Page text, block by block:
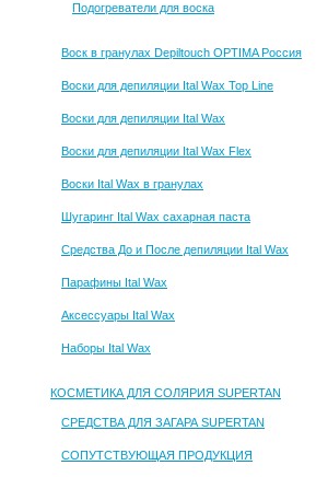
Подогреватели для воска
Воск в гранулах Depiltouch OPTIMA Россия
Воски для депиляции Ital Wax Top Line
Воски для депиляции Ital Wax
Воски для депиляции Ital Wax Flex
Воски Ital Wax в гранулах
Шугаринг Ital Wax сахарная паста
Средства До и После депиляции Ital Wax
Парафины Ital Wax
Аксессуары Ital Wax
Наборы Ital Wax
КОСМЕТИКА ДЛЯ СОЛЯРИЯ SUPERTAN
СРЕДСТВА ДЛЯ ЗАГАРА SUPERTAN
СОПУТСТВУЮЩАЯ ПРОДУКЦИЯ